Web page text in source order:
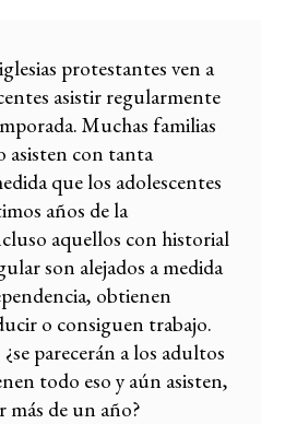
protestantes ven a
asistir regularmente
Muchas familias
asisten con tanta
que los adolescentes
años de la
aquellos con historial
son alejados a medida
obtienen
o consiguen trabajo.
parecerán a los adultos
todo eso y aún asisten,
más de un año?